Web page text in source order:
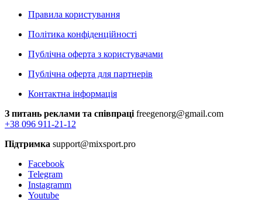
Правила користування
Політика конфіденційності
Публічна оферта з користувачами
Публічна оферта для партнерів
Контактна інформація
З питань реклами та співпраці freegenorg@gmail.com
+38 096 911-21-12
Підтримка support@mixsport.pro
Facebook
Telegram
Instagramm
Youtube